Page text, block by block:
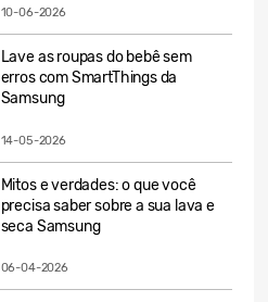
10-06-2026
Lave as roupas do bebê sem
erros com SmartThings da
Samsung
14-05-2026
Mitos e verdades: o que você
precisa saber sobre a sua lava e
seca Samsung
06-04-2026